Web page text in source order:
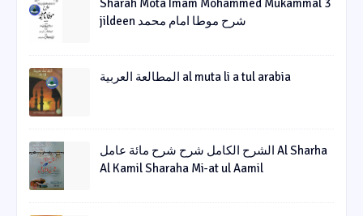
Sharah Mota Imam Mohammed Mukammal 3
jildeen شرح موطا امام محمد
المطالعة العربية al muta li a tul arabia
الشرح الکامل شرح شرح مائة عامل Al Sharha
Al Kamil Sharaha Mi-at ul Aamil